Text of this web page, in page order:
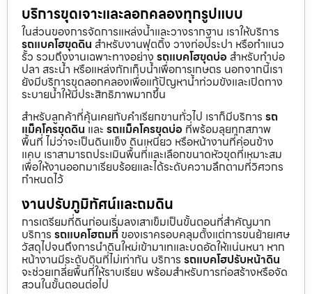
บริการขุดเจาะและลอกคลองทุกรูปแบบ
ในส่วนของการจัดการแหล่งน้ำและวางรากฐาน เราให้บริการ
รถแบคโฮขุดดิน สำหรับงานฟุตติ้ง วางท่อประปา หรือทำแนว
รั้ว รวมถึงงานเฉพาะทางอย่าง รถแบคโฮขุดบ่อ สำหรับทำบ่อ
ปลา สระน้ำ หรือแหล่งกักเก็บน้ำเพื่อการเกษตร นอกจากนี้เรา
ยังมีบริการขุดลอกคลองเพื่อแก้ปัญหาน้ำท่วมขังและเปิดทาง
ระบายน้ำให้มีประสิทธิภาพมากขึ้น
สำหรับลูกค้าที่คุ้นเคยกับคำเรียกขานทั่วไป เราก็มีบริการ รถ
แม็คโครขุดดิน และ รถแม็คโครขุดบ่อ ที่พร้อมลุยทุกสภาพ
พื้นที่ ไม่ว่าจะเป็นดินแข็ง ดินเหนียว หรือหน้างานที่ค่อนข้าง
แคบ เราสามารถประเมินพื้นที่และเลือกขนาดหัวขุดที่เหมาะสม
เพื่อให้งานออกมาเรียบร้อยและได้ระดับความลึกตามที่วิศวกร
กำหนดไว้
งานปรับภูมิทัศน์และถมดิน
การเตรียมที่ดินก่อนเริ่มลงเสาเข็มเป็นขั้นตอนที่สำคัญมาก
บริการ รถแบคโฮถมที่ ของเราครอบคลุมตั้งแต่การขนย้ายเศษ
วัสดุไปจนถึงการนำดินใหม่เข้ามาเทและบดอัดให้แน่นหนา หาก
หน้างานมีระดับดินที่ไม่เท่ากัน บริการ รถแบคโฮปรับหน้าดิน
จะช่วยเกลี่ยพื้นที่ให้ราบเรียบ พร้อมสำหรับการก่อสร้างหรือจัด
สวนในขั้นตอนต่อไป